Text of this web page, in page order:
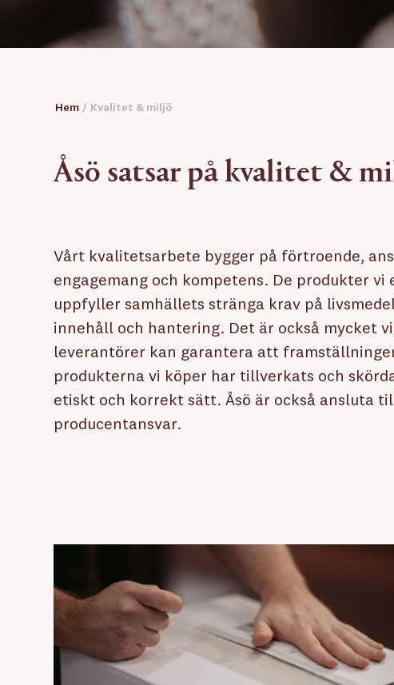
Hem / Kvalitet & miljö
Åsö satsar på kvalitet &
Vårt kvalitetsarbete bygger på förtroende,
engagemang och kompetens. De produkter vi
uppfyller samhällets stränga krav på
innehåll och hantering. Det är också mycket
leverantörer kan garantera att
produkterna vi köper har tillverkats och
etiskt och korrekt sätt. Åsö är också ansluta
producentansvar.